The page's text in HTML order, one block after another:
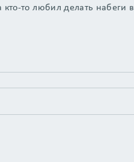
то любил делать набеги в